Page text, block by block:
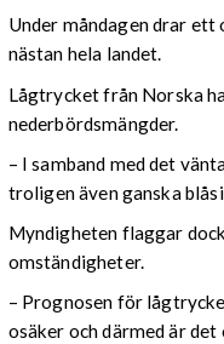
Under måndagen drar
nästan hela landet.
Lågtrycket från Norska
nederbördsmängder.
– I samband med det
troligen även ganska
Myndigheten flaggar
omständigheter.
– Prognosen för
osäker och därmed är